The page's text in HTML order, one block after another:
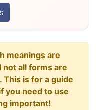
meanings are
all forms are
is for a guide
you need to use
important!